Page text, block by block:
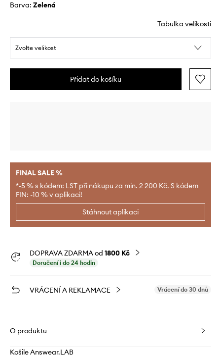
Barva: zelená
Tabulka velikosti
Zvolte velikost
Přidat do košíku
FINAL SALE %
*-5 % s kódem: LST při nákupu za min. 2 200 Kč. S kódem
FIN: -10 % v aplikaci!
Stáhnout aplikaci
DOPRAVA ZDARMA od 1800 Kč
Doručení i do 24 hodin
VRÁCENÍ A REKLAMACE Vrácení do 30 dnů
O produktu
Košile Answear.LAB